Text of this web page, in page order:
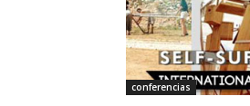
conferencias